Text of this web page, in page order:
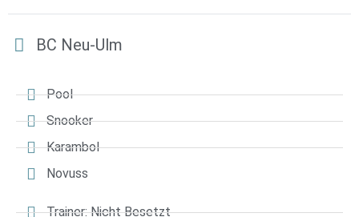
BC Neu-Ulm
Pool
Snooker
Karambol
Novuss
Trainer: Nicht Besetzt